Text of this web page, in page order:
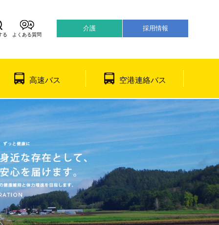
る よくある質問
介護 採用情報
高速バス 空港連絡バス